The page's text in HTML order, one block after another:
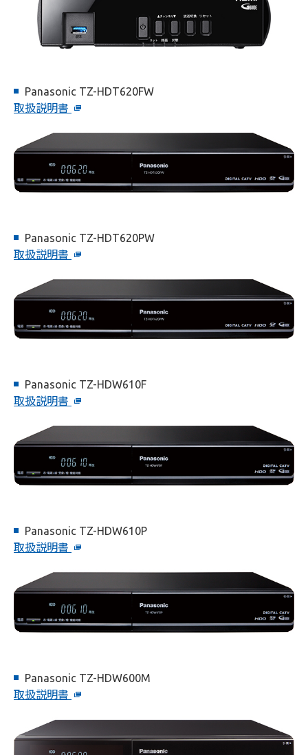
Panasonic TZ-HDT620FW
取扱説明書
Panasonic TZ-HDT620PW
取扱説明書
Panasonic TZ-HDW610F
取扱説明書
Panasonic TZ-HDW610P
取扱説明書
Panasonic TZ-HDW600M
取扱説明書